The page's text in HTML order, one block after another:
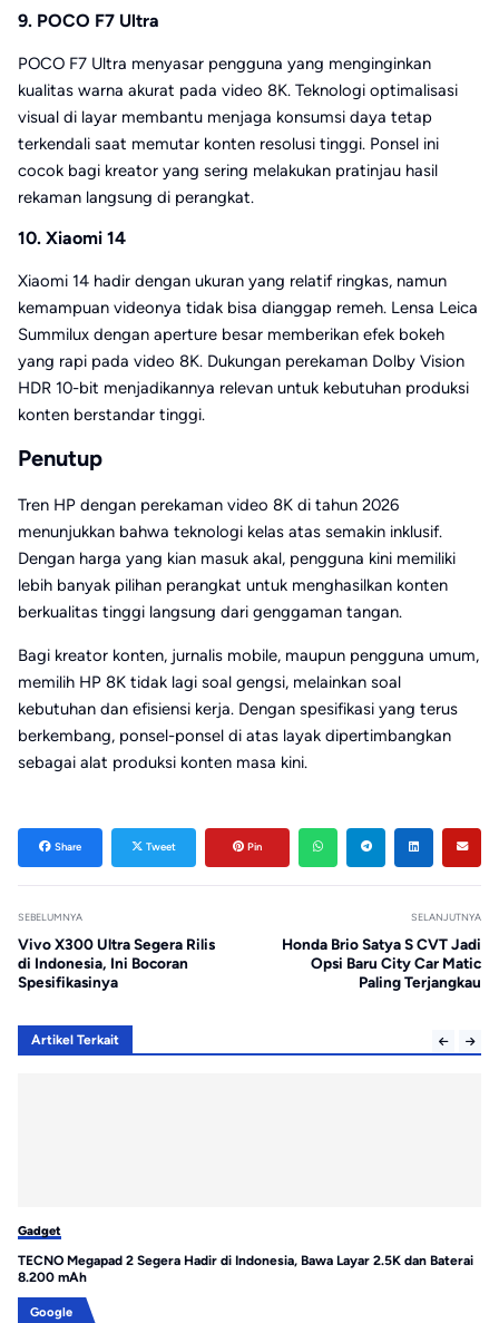
9. POCO F7 Ultra
POCO F7 Ultra menyasar pengguna yang menginginkan
kualitas warna akurat pada video 8K. Teknologi optimalisasi
visual di layar membantu menjaga konsumsi daya tetap
terkendali saat memutar konten resolusi tinggi. Ponsel ini
cocok bagi kreator yang sering melakukan pratinjau hasil
rekaman langsung di perangkat.
10. Xiaomi 14
Xiaomi 14 hadir dengan ukuran yang relatif ringkas, namun
kemampuan videonya tidak bisa dianggap remeh. Lensa Leica
Summilux dengan aperture besar memberikan efek bokeh
yang rapi pada video 8K. Dukungan perekaman Dolby Vision
HDR 10-bit menjadikannya relevan untuk kebutuhan produksi
konten berstandar tinggi.
Penutup
Tren HP dengan perekaman video 8K di tahun 2026
menunjukkan bahwa teknologi kelas atas semakin inklusif.
Dengan harga yang kian masuk akal, pengguna kini memiliki
lebih banyak pilihan perangkat untuk menghasilkan konten
berkualitas tinggi langsung dari genggaman tangan.
Bagi kreator konten, jurnalis mobile, maupun pengguna umum,
memilih HP 8K tidak lagi soal gengsi, melainkan soal
kebutuhan dan efisiensi kerja. Dengan spesifikasi yang terus
berkembang, ponsel-ponsel di atas layak dipertimbangkan
sebagai alat produksi konten masa kini.
Share Tweet Pin
SEBELUMNYA
Vivo X300 Ultra Segera Rilis
di Indonesia, Ini Bocoran
Spesifikasinya
SELANJUTNYA
Honda Brio Satya S CVT Jadi
Opsi Baru City Car Matic
Paling Terjangkau
Artikel Terkait
Gadget
TECNO Megapad 2 Segera Hadir di Indonesia, Bawa Layar 2.5K dan Baterai
8.200 mAh
Google